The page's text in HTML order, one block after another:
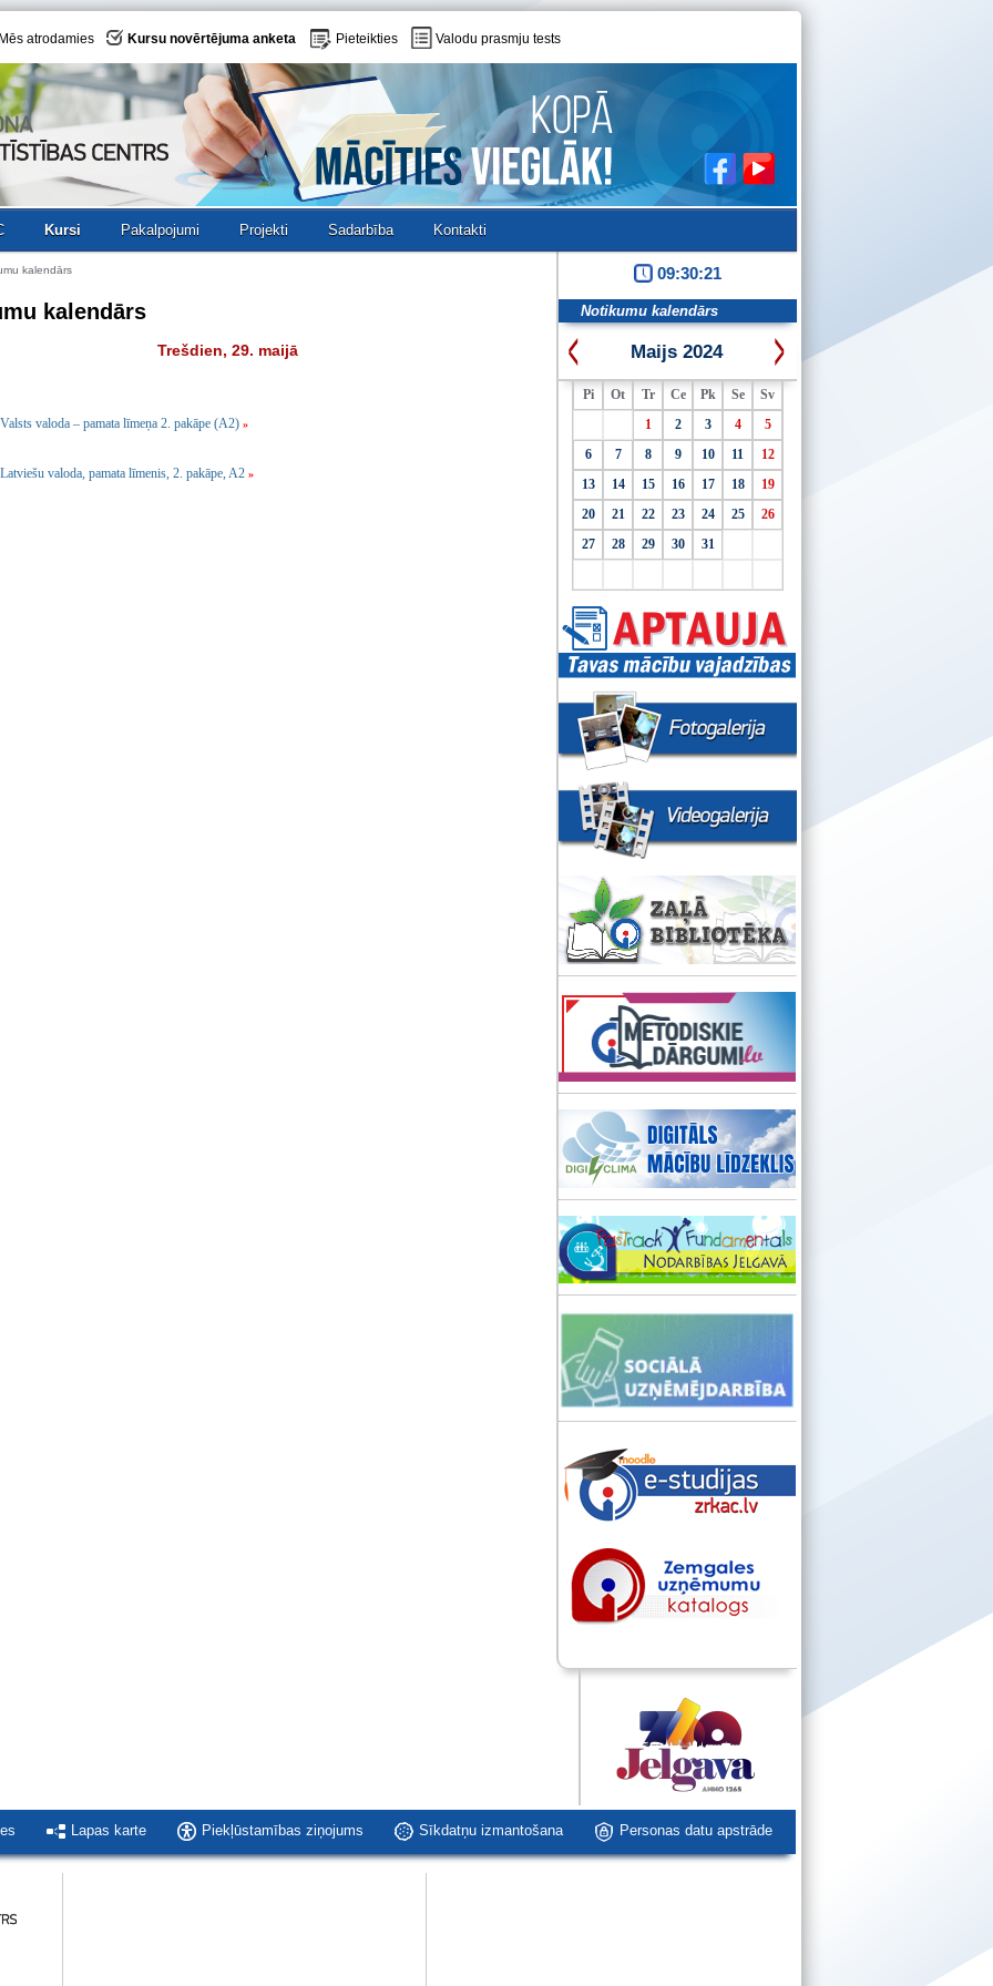
Mēs atrodamies Kursu novērtējuma anketa Pieteikties Valodu prasmju tests
Kursi Pakalpojumi Projekti Sadarbība Kontakti
kalendārs
kalendārs
Trešdien, 29. maijā
Valsts valoda – pamata līmeņa 2. pakāpe (A2) »
Latviešu valoda, pamata līmenis, 2. pakāpe, A2 »
09:30:21
Notikumu kalendārs
Maijs 2024
Pi Ot Tr Ce Pk Se
Sv
1
2 3 4
5
6
7 8 9 10 11
12
13
14 15 16 17 18
19
20
21 22 23 24 25
26
27
28 29 30 31
Lapas karte Piekļūstamības ziņojums Sīkdatņu izmantošana Personas datu apstrāde